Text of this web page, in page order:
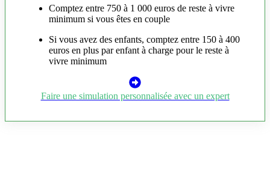
Comptez entre 750 à 1 000 euros de reste à vivre
minimum si vous êtes en couple
Si vous avez des enfants, comptez entre 150 à 400
euros en plus par enfant à charge pour le reste à
vivre minimum
Faire une simulation personnalisée avec un expert